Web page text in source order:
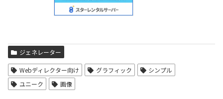
ジェネレーター
Webディレクター向け グラフィック
シンプル
ユニーク
画像